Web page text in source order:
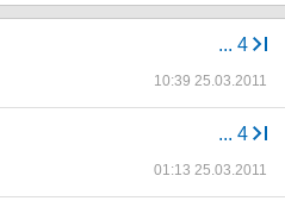
... 4
10:39 25.03.2011
... 4
01:13 25.03.2011